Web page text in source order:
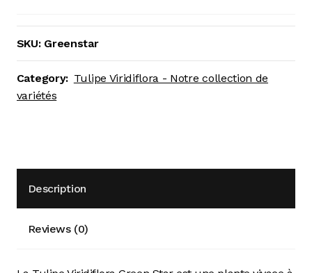
SKU: Greenstar
Category: Tulipe Viridiflora - Notre collection de
variétés
Description
Reviews (0)